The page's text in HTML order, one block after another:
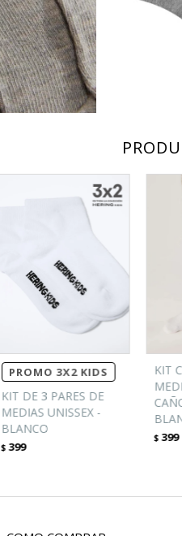
PROMO 3X2 KIDS
KIT DE 3 PARES DE
MEDIAS UNISSEX -
BLANCO
$ 399
KIT
$ 399